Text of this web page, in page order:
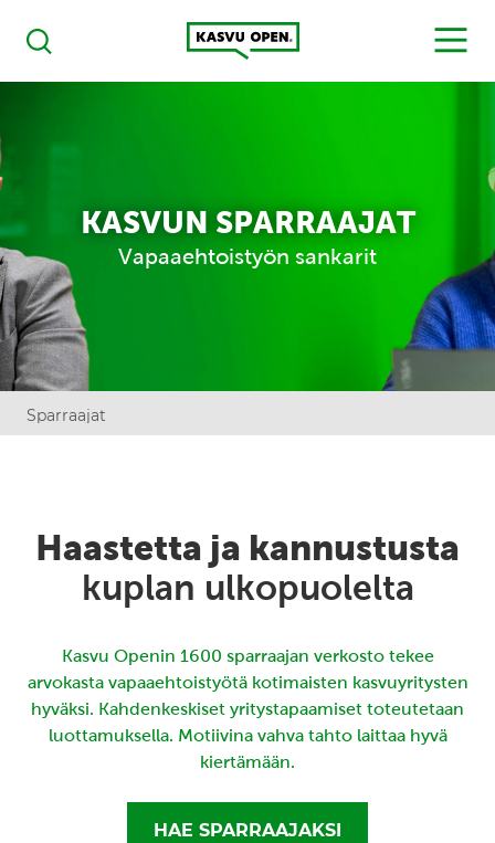
Haku
Kasvu Open
MENU
KASVUN SPARRAAJAT
Vapaaehtoistyön sankarit
Sparraajat
Haastetta ja kannustusta
kuplan ulkopuolelta
Kasvu Openin 1600 sparraajan verkosto tekee
arvokasta vapaaehtoistyötä kotimaisten kasvuyritysten
hyväksi. Kahdenkeskiset yritystapaamiset toteutetaan
luottamuksella. Motiivina vahva tahto laittaa hyvä
kiertämään.
HAE SPARRAAJAKSI